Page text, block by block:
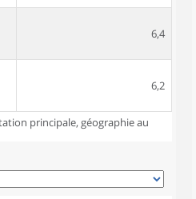
6,4
6,2
principale, géographie au